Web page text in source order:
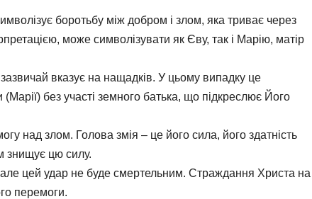
боротьбу між добром і злом, яка триває через
може символізувати як Єву, так і Марію, матір
зазвичай вказує на нащадків. У цьому випадку це
без участі земного батька, що підкреслює Його
над злом. Голова змія – це його сила, його здатність
знищує цю силу.
цей удар не буде смертельним. Страждання Христа на
перемоги.